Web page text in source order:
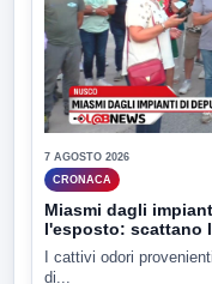
7 AGOSTO 2026
CRONACA
Miasmi dagli
l'esposto: scattano
I cattivi odori
di...